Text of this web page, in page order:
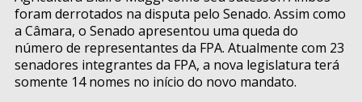
foram derrotados na disputa pelo Senado. Assim como
a Câmara, o Senado apresentou uma queda do
número de representantes da FPA. Atualmente com 23
senadores integrantes da FPA, a nova legislatura terá
somente 14 nomes no início do novo mandato.